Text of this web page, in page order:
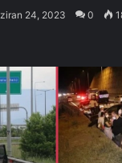
24, 2023 0